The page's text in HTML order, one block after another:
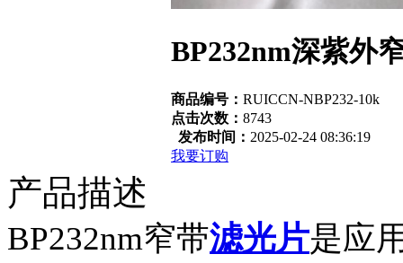
BP232nm深紫外
商品编号： RUICCN-NBP232-10k
点击次数： 8743
发布时间： 2025-02-24 08:36:19
我要订购
产品描述
BP232nm窄带滤光片是应